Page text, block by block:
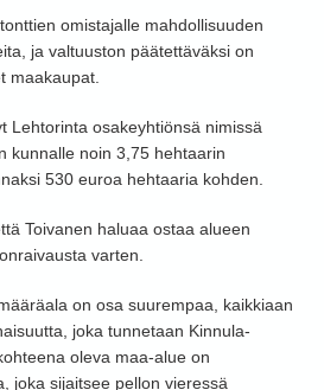
omistajalle mahdollisuuden
ja valtuuston päätettäväksi on
maakaupat.
Lehtorinta osakeyhtiönsä nimissä
kunnalle noin 3,75 hehtaarin
530 euroa hehtaaria kohden.
Toivanen haluaa ostaa alueen
varten.
on osa suurempaa, kaikkiaan
joka tunnetaan Kinnula-
oleva maa-alue on
joka sijaitsee pellon vieressä